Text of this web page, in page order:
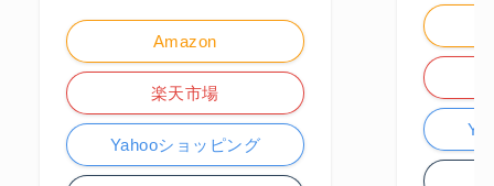
Amazon
楽天市場
Yahooショッピング